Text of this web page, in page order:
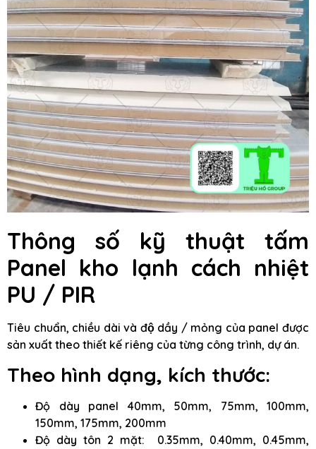
Thông số kỹ thuật tấm
Panel kho lạnh cách nhiệt
PU / PIR
Tiêu chuẩn, chiều dài và độ dầy / mỏng của panel được
sản xuất theo thiết kế riêng của từng công trình, dự án.
Theo hình dạng, kích thước:
Độ dày panel 40mm, 50mm, 75mm, 100mm,
150mm, 175mm, 200mm
Độ dày tôn 2 mặt: 0.35mm, 0.40mm, 0.45mm,